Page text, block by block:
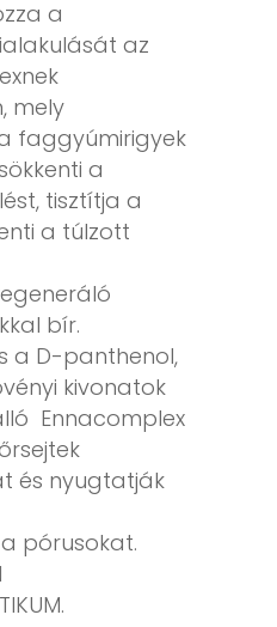
a
az
mely
faggyúmirigyek
a
tisztítja a
a túlzott
bír.
a D-panthenol,
kivonatok
Ennacomplex
és nyugtatják
pórusokat.